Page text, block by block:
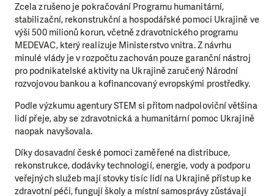
Zcela zrušeno je pokračování Programu humanitární,
stabilizační, rekonstrukční a hospodářské pomoci Ukrajině ve
výši 500 milionů korun, včetně zdravotnického programu
MEDEVAC, který realizuje Ministerstvo vnitra. Z návrhu
minulé vlády je v rozpočtu zachován pouze garanční nástroj
pro podnikatelské aktivity na Ukrajině zaručený Národní
rozvojovou bankou a kofinancovaný evropskými prostředky.
Podle výzkumu agentury STEM si přitom nadpoloviční většina
lidí přeje, aby se zdravotnická a humanitární pomoc Ukrajině
naopak navyšovala.
Díky dosavadní české pomoci zaměřené na distribuce,
rekonstrukce, dodávky technologií, energie, vody a podporu
veřejných služeb mají stovky tisíc lidí na Ukrajině přístup ke
zdravotní péči, fungují školy a místní samosprávy zůstávají